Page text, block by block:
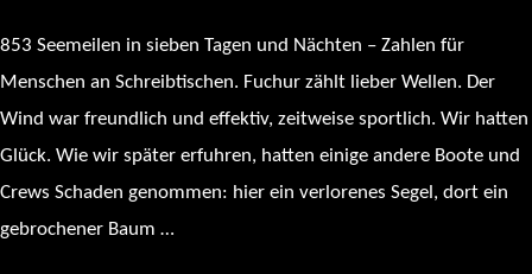
853 Seemeilen in sieben Tagen und Nächten – Zahlen für
Menschen an Schreibtischen. Fuchur zählt lieber Wellen. Der
Wind war freundlich und effektiv, zeitweise sportlich. Wir hatten
Glück. Wie wir später erfuhren, hatten einige andere Boote und
Crews Schaden genommen: hier ein verlorenes Segel, dort ein
gebrochener Baum …